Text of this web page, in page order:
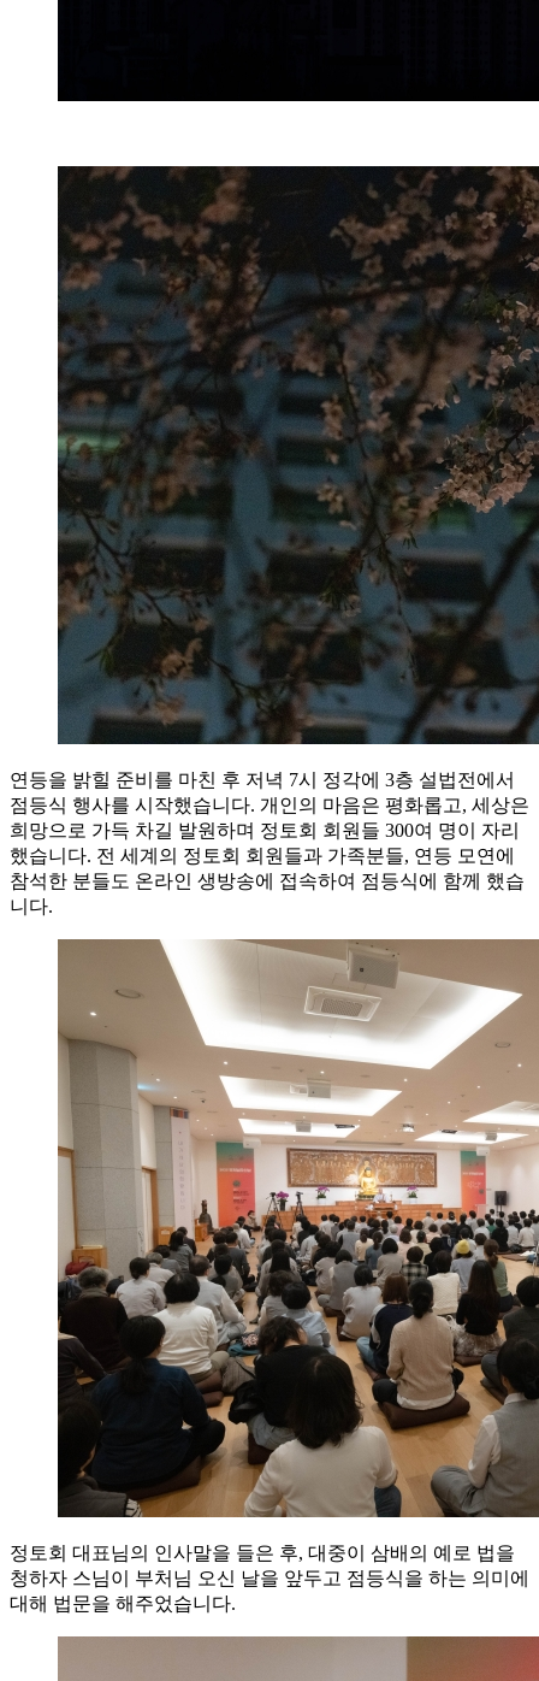
연등을 밝힐 준비를 마친 후 저녁 7시 정각에 3층 설법전에서
점등식 행사를 시작했습니다. 개인의 마음은 평화롭고, 세상은
희망으로 가득 차길 발원하며 정토회 회원들 300여 명이 자리
했습니다. 전 세계의 정토회 회원들과 가족분들, 연등 모연에
참석한 분들도 온라인 생방송에 접속하여 점등식에 함께 했습
니다.
정토회 대표님의 인사말을 들은 후, 대중이 삼배의 예로 법을
청하자 스님이 부처님 오신 날을 앞두고 점등식을 하는 의미에
대해 법문을 해주었습니다.